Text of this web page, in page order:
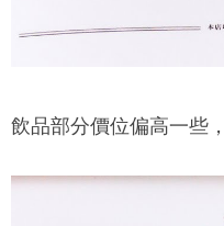
飲品部分價位偏高一些